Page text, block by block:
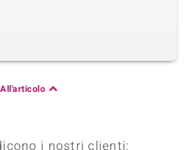
All'articolo
i nostri clienti: